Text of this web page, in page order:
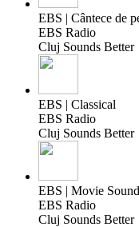
EBS | Cântece de
EBS Radio
Cluj Sounds Better
EBS | Classical
EBS Radio
Cluj Sounds Better
EBS | Movie
EBS Radio
Cluj Sounds Better